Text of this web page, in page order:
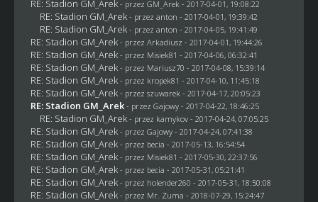
RE: Stadion GM_Arek - przez GM_Arek - 2017-04-01, 19:08:22
RE: Stadion GM_Arek - przez anton - 2017-04-01, 19:39:42
RE: Stadion GM_Arek - przez anton - 2017-04-05, 19:41:49
RE: Stadion GM_Arek - przez Arkadiusz - 2017-04-01, 19:44:26
RE: Stadion GM_Arek - przez Misiek81 - 2017-04-06, 06:32:41
RE: Stadion GM_Arek - przez Mariusz70 - 2017-04-08, 15:39:14
RE: Stadion GM_Arek - przez kropek81 - 2017-04-10, 11:45:18
RE: Stadion GM_Arek - przez szuwarek - 2017-04-17, 20:05:23
RE: Stadion GM_Arek - przez Gajowy- 2017-04-22, 18:46:25
RE: Stadion GM_Arek - przez kamykov- 2017-04-24, 07:05:25
RE: Stadion GM_Arek - przez Gajowy- 2017-04-24, 07:41:38
RE: Stadion GM_Arek - przez becia - 2017-05-13, 16:54:54
RE: Stadion GM_Arek - przez Misiek81 - 2017-05-30, 22:37:56
RE: Stadion GM_Arek - przez becia - 2017-05-31, 05:21:41
RE: Stadion GM_Arek - przez holender260 - 2017-05-31, 18:50:08
RE: Stadion GM_Arek - przez Mr. Zuma - 2018-07-29, 15:24:47